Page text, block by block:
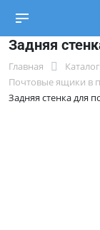
Задняя
Главная Каталог
Почтовые ящики в
Задняя стенка для